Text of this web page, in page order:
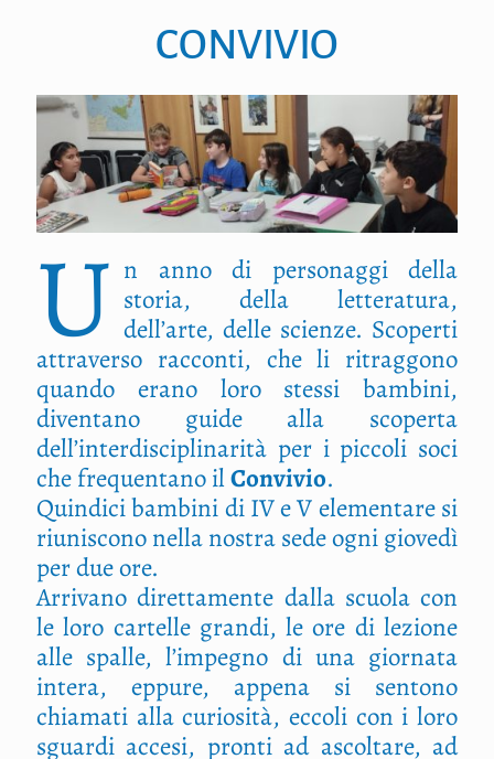
CONVIVIO
U n anno di personaggi della
storia, della letteratura,
dell’arte, delle scienze. Scoperti
attraverso racconti, che li ritraggono
quando erano loro stessi bambini,
diventano guide alla scoperta
dell’interdisciplinarità per i piccoli soci
che frequentano ilConvivio.
Quindici bambini di IV e V elementare si
riuniscono nella nostra sede ogni giovedì
per due ore.
Arrivano direttamente dalla scuola con
le loro cartelle grandi, le ore di lezione
alle spalle, l’impegno di una giornata
intera, eppure, appena si sentono
chiamati alla curiosità, eccoli con i loro
sguardi accesi, pronti ad ascoltare, ad